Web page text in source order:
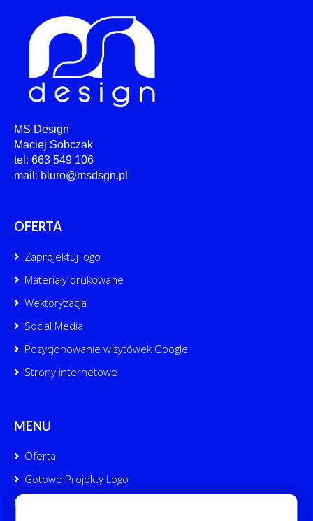
MS Design
Maciej Sobczak
tel: 663 549 106
mail: biuro@msdsgn.pl
OFERTA
Zaprojektuj logo
Materiały drukowane
Wektoryzacja
Social Media
Pozycjonowanie wizytówek Google
Strony internetowe
MENU
Oferta
Gotowe Projekty Logo